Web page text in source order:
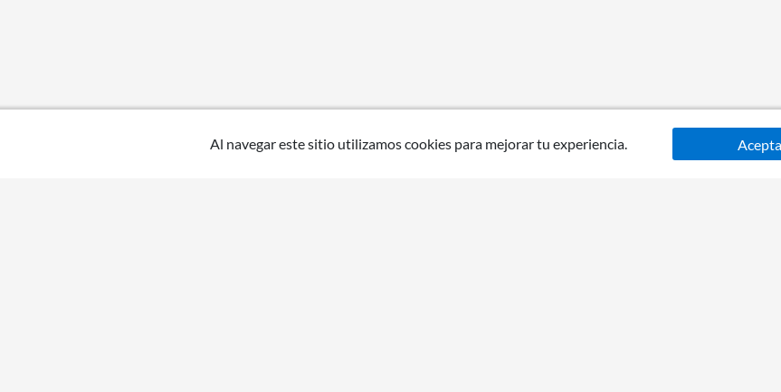
Al navegar este sitio utilizamos cookies para mejorar tu experiencia.